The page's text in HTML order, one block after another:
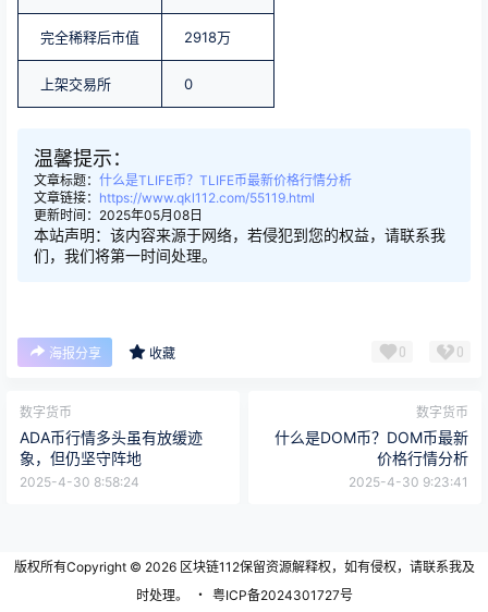
完全稀释后市值 2918万
上架交易所 0
温馨提示：
文章标题： 什么是TLIFE币？TLIFE币最新价格行情分析
文章链接： https://www.qkl112.com/55119.html
更新时间：2025年05月08日
本站声明：该内容来源于网络，若侵犯到您的权益，请联系我
们，我们将第一时间处理。
海报分享 收藏 0 0
数字货币
ADA币行情多头虽有放缓迹
象，但仍坚守阵地
2025-4-30 8:58:24
数字货币
什么是DOM币？DOM币最新
价格行情分析
2025-4-30 9:23:41
版权所有Copyright © 2026区块链112保留资源解释权，如有侵权，请联系我及
时处理。
・ 粤ICP备2024301727号